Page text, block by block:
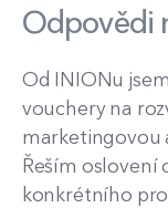
Odpovědi
Od INIONu
vouchery na
marketingovou
Řeším oslovení
konkrétního